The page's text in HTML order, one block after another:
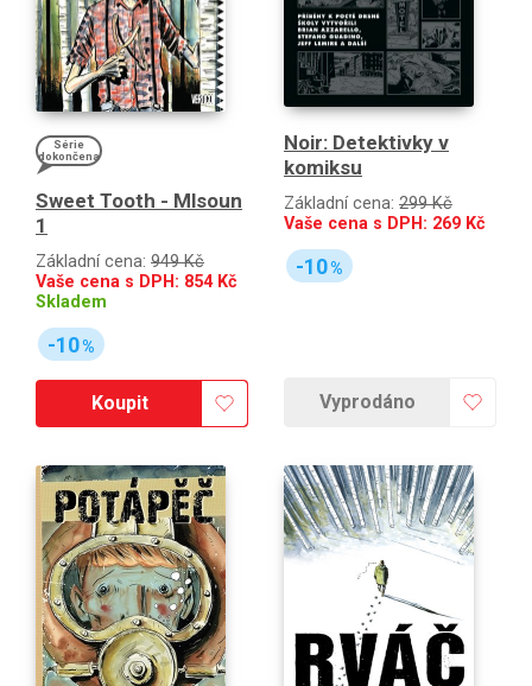
Série
dokončena
Sweet Tooth - Mlsoun
1
Základní cena: 949 Kč
Vaše cena s DPH: 854Kč
Skladem
-10%
Koupit
Noir: Detektivky v
komiksu
Základní cena: 299 Kč
Vaše cena s DPH: 269 Kč
-10%
Vyprodáno